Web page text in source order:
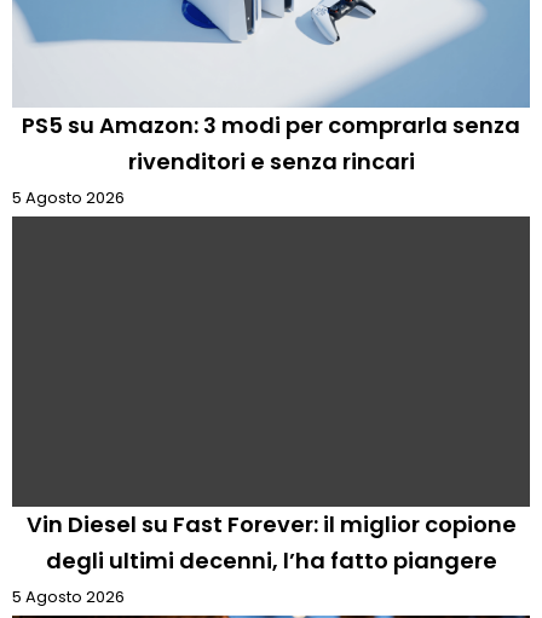
PS5 su Amazon: 3 modi per comprarla senza
rivenditori e senza rincari
5 Agosto 2026
Vin Diesel su Fast Forever: il miglior copione
degli ultimi decenni, l’ha fatto piangere
5 Agosto 2026